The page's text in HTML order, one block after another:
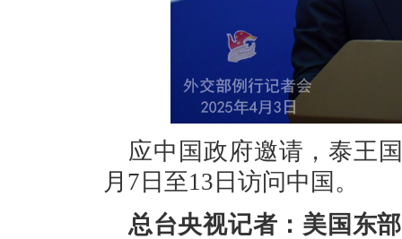
应中国政府邀请，泰王
月7日至13日访问中国。
总台央视记者：美国东